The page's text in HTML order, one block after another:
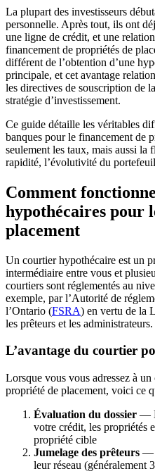
La plupart des investisseurs
personnelle. Après tout, ils ont
une ligne de crédit, et une
financement de propriétés de
différent de l’obtention d’une
principale, et cet avantage
les directives de souscription de
stratégie d’investissement.
Ce guide détaille les véritables
banques pour le financement de
seulement les taux, mais aussi
rapidité, l’évolutivité du
Comment
hypothécaires pour
placement
Un courtier hypothécaire est un
intermédiaire entre vous et
courtiers sont réglementés au
exemple, par l’Autorité de
l’Ontario (FSRA) en vertu de la
les prêteurs et les administrateurs.
L’avantage du courtier
Lorsque vous vous adressez à
propriété de placement, voici ce
Évaluation du dossier —
votre crédit, les propriétés
propriété cible
Jumelage des prêteurs —
leur réseau (généralement